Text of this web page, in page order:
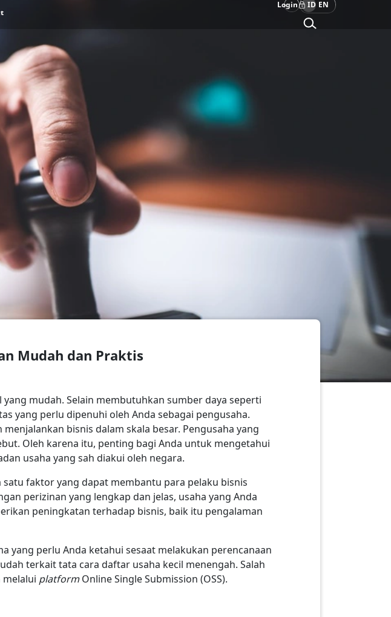
Login ID EN
Mudah dan Praktis
mudah. Selain membutuhkan sumber daya seperti
yang perlu dipenuhi oleh Anda sebagai pengusaha.
bisnis dalam skala besar. Pengusaha yang
Oleh karena itu, penting bagi Anda untuk mengetahui
usaha yang sah diakui oleh negara.
faktor yang dapat membantu para pelaku bisnis
perizinan yang lengkap dan jelas, usaha yang Anda
peningkatan terhadap bisnis, baik itu pengalaman
yang perlu Anda ketahui sesaat melakukan perencanaan
terkait tata cara daftar usaha kecil menengah. Salah
melalui platformOnline Single Submission (OSS).